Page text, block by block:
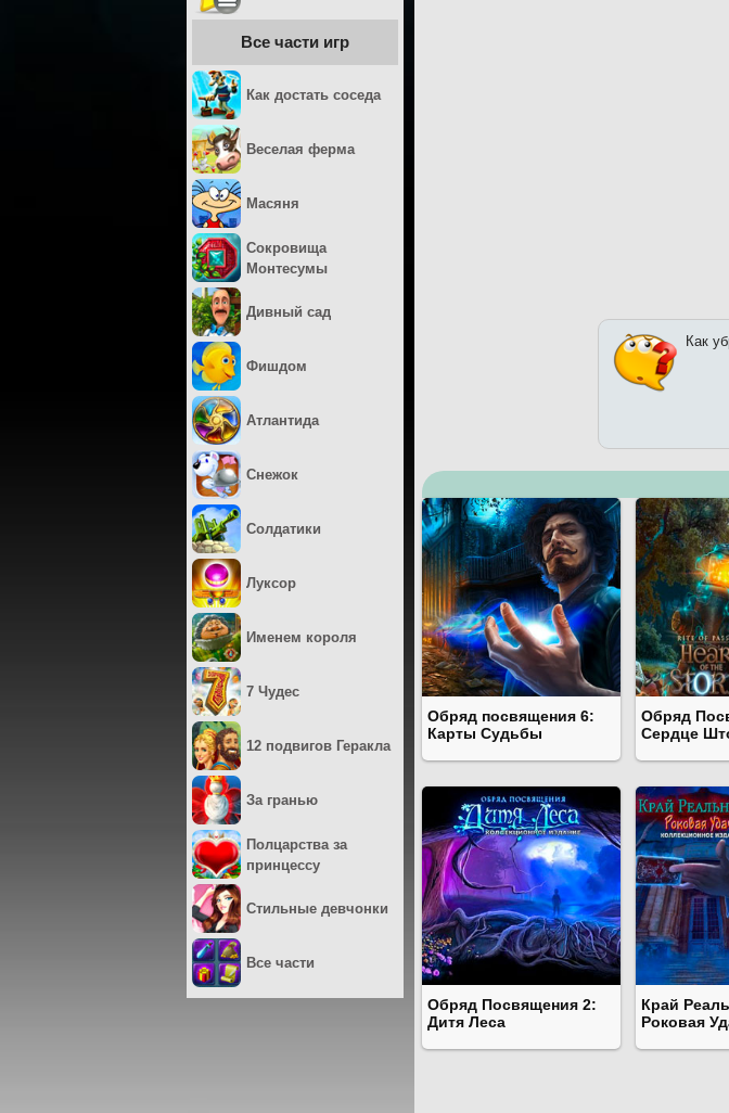
Как
Обряд посвящения 6:
Карты Судьбы
Обряд
Сердце
Обряд Посвящения 2:
Дитя Леса
Край
Роковая
Все части игр
Как достать соседа
Веселая ферма
Масяня
Сокровища
Монтесумы
Дивный сад
Фишдом
Атлантида
Снежок
Солдатики
Луксор
Именем короля
7 Чудес
12 подвигов Геракла
За гранью
Полцарства за
принцессу
Стильные девчонки
Все части